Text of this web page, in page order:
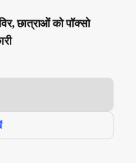
छात्राओं को पॉक्सो